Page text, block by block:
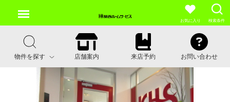
お気に入り 検索条件
物件を探す 店舗案内 来店予約 お問い合わせ